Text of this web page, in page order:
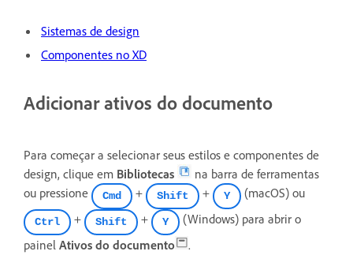
Sistemas de design
Componentes no XD
Adicionar ativos do documento
Para começar a selecionar seus estilos e componentes de
design, clique em Bibliotecas
na barra de ferramentas
ou pressione
Cmd + Shift + Y (macOS) ou
Ctrl + Shift + Y
(Windows) para abrir o
painel Ativos do documento .